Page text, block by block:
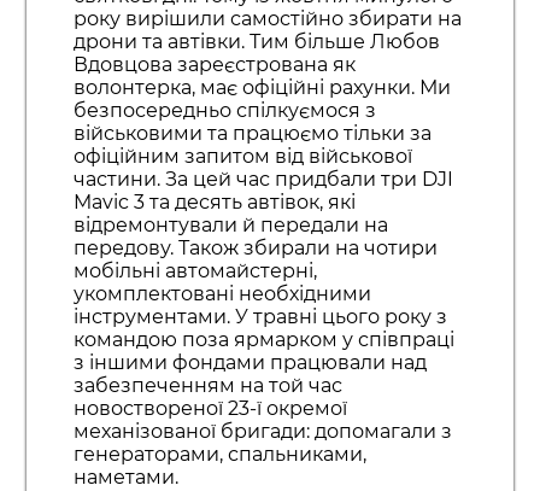
року вирішили самостійно збирати на
дрони та автівки. Тим більше Любов
Вдовцова зареєстрована як
волонтерка, має офіційні рахунки. Ми
безпосередньо спілкуємося з
військовими та працюємо тільки за
офіційним запитом від військової
частини. За цей час придбали три DJI
Mavic 3 та десять автівок, які
відремонтували й передали на
передову. Також збирали на чотири
мобільні автомайстерні,
укомплектовані необхідними
інструментами. У травні цього року з
командою поза ярмарком у співпраці
з іншими фондами працювали над
забезпеченням на той час
новоствореної 23-ї окремої
механізованої бригади: допомагали з
генераторами, спальниками,
наметами.